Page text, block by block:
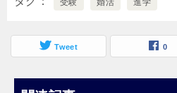
受験 婚活 進学
Tweet 0